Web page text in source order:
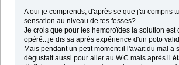
A oui je comprends, d'après se que j'ai compris
sensation au niveau de tes fesses?
Je crois que pour les hemoroïdes la solution est
opéré...je dis sa aprés expérience d'un poto
Mais pendant un petit moment il l'avait du mal a
dégustait aussi pour aller au W.C mais après il